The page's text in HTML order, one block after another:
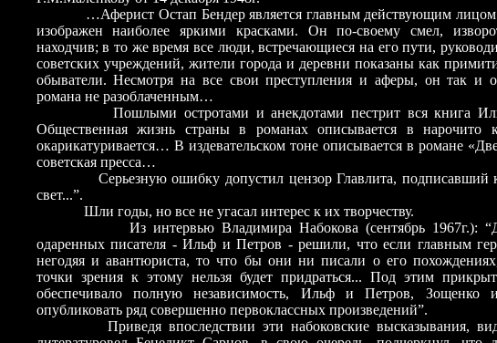
…Аферист Остап Бендер является главным действующим лицом
изображен наиболее яркими красками. Он по-своему смел,
находчив; в то же время все люди, встречающиеся на его пути,
советских учреждений, жители города и деревни показаны как
обыватели. Несмотря на все свои преступления и аферы, он так и
романа не разоблаченным…
Пошлыми остротами и анекдотами пестрит вся книга
Общественная жизнь страны в романах описывается в нарочито
окарикатуривается… В издевательском тоне описывается в романе
советская пресса…
Серьезную ошибку допустил цензор Главлита, подписавший
свет...”.
Шли годы, но все не угасал интерес к их творчеству.
Из интервью Владимира Набокова (сентябрь 1967г.):
одаренных писателя - Ильф и Петров - решили, что если главным
негодяя и авантюриста, то что бы они ни писали о его
точки зрения к этому нельзя будет придраться... Под этим
обеспечивало полную независимость, Ильф и Петров, Зощенко
опубликовать ряд совершенно первоклассных произведений”.
Приведя впоследствии эти набоковские высказывания,